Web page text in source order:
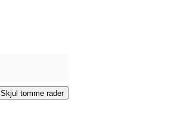
Skjul tomme rader